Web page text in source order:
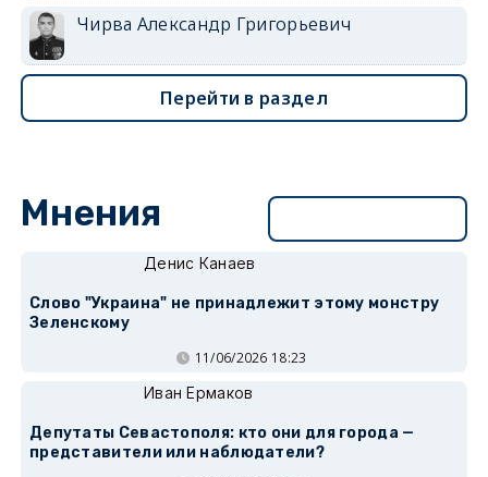
Чирва Александр Григорьевич
Перейти в раздел
Мнения
Денис Канаев
Слово "Украина" не принадлежит этому монстру
Зеленскому
11/06/2026 18:23
Иван Ермаков
Депутаты Севастополя: кто они для города —
представители или наблюдатели?